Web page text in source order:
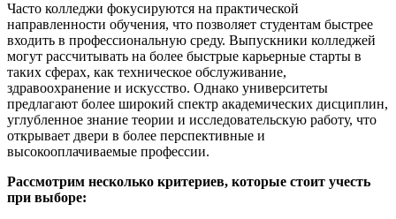
Часто колледжи фокусируются на практической
направленности обучения, что позволяет студентам быстрее
входить в профессиональную среду. Выпускники колледжей
могут рассчитывать на более быстрые карьерные старты в
таких сферах, как техническое обслуживание,
здравоохранение и искусство. Однако университеты
предлагают более широкий спектр академических дисциплин,
углубленное знание теории и исследовательскую работу, что
открывает двери в более перспективные и
высокооплачиваемые профессии.
Рассмотрим несколько критериев, которые стоит учесть
при выборе: